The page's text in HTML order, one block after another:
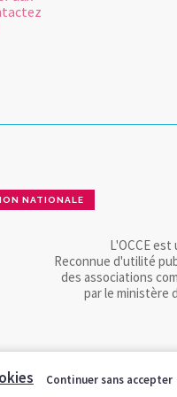
NATIONALE
L'OCCE est
Reconnue d'utilité
des associations
par le ministère
Continuer sans accepter